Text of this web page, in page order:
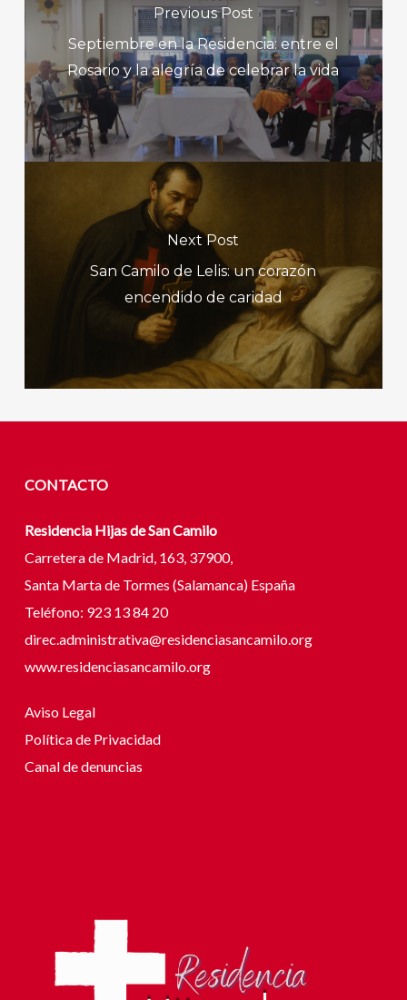
Previous Post
Septiembre en la Residencia: entre el
Rosario y la alegría de celebrar la vida
Next Post
San Camilo de Lelis: un corazón
encendido de caridad
CONTACTO
Residencia Hijas de San Camilo
Carretera de Madrid, 163, 37900,
Santa Marta de Tormes (Salamanca) España
Teléfono: 923 13 84 20
direc.administrativa@residenciasancamilo.org
www.residenciasancamilo.org
Aviso Legal
Política de Privacidad
Canal de denuncias